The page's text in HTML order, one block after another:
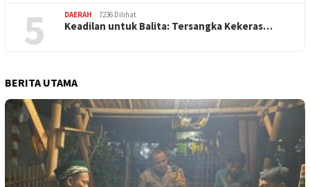
5 DAERAH 7236 Dilihat
Keadilan untuk Balita: Tersangka Kekeras…
BERITA UTAMA